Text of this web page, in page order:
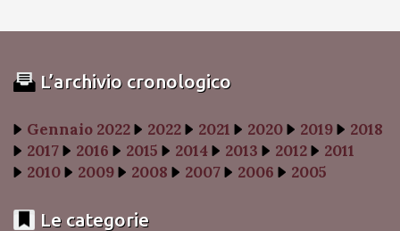
L’archivio cronologico
Gennaio 2022 2022 2021 2020 2019
2018
2017
2016 2015 2014 2013 2012
2011
2010
2009 2008 2007 2006 2005
Le categorie